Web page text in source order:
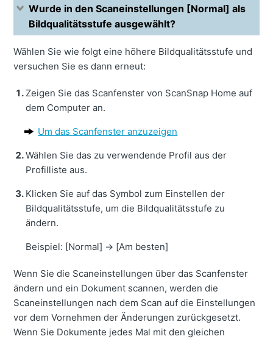
Wurde in den Scaneinstellungen [Normal] als
Bildqualitätsstufe ausgewählt?
Wählen Sie wie folgt eine höhere Bildqualitätsstufe und
versuchen Sie es dann erneut:
Zeigen Sie das Scanfenster von ScanSnap Home auf
dem Computer an.
Um das Scanfenster anzuzeigen
Wählen Sie das zu verwendende Profil aus der
Profilliste aus.
Klicken Sie auf das Symbol zum Einstellen der
Bildqualitätsstufe, um die Bildqualitätsstufe zu
ändern.
Beispiel: [Normal] → [Am besten]
Wenn Sie die Scaneinstellungen über das Scanfenster
ändern und ein Dokument scannen, werden die
Scaneinstellungen nach dem Scan auf die Einstellungen
vor dem Vornehmen der Änderungen zurückgesetzt.
Wenn Sie Dokumente jedes Mal mit den gleichen